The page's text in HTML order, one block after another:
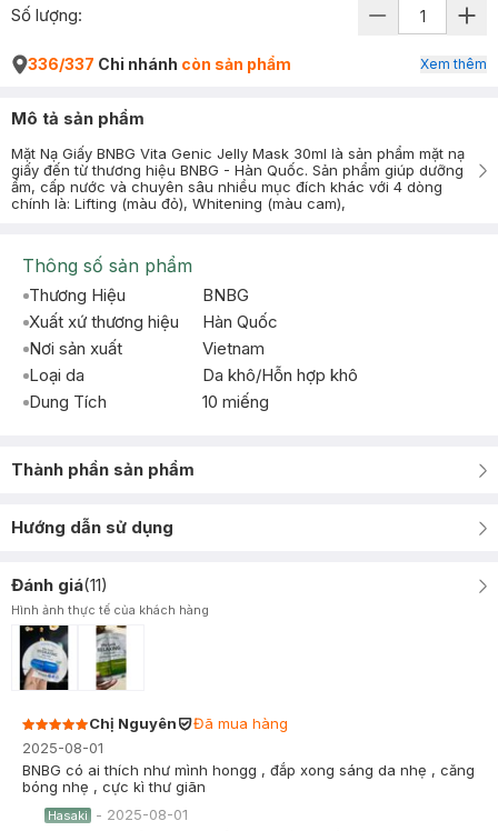
Số lượng:
336/337 Chi nhánh còn sản phẩm Xem thêm
Mô tả sản phẩm
Mặt Nạ Giấy BNBG Vita Genic Jelly Mask 30ml là sản phẩm mặt nạ
giấy đến từ thương hiệu BNBG - Hàn Quốc. Sản phẩm giúp dưỡng
ẩm, cấp nước và chuyên sâu nhiều mục đích khác với 4 dòng
chính là: Lifting (màu đỏ), Whitening (màu cam),
Thông số sản phẩm
Thương Hiệu
BNBG
Xuất xứ thương hiệu
Hàn Quốc
Nơi sản xuất
Vietnam
Loại da
Da khô/Hỗn hợp khô
Dung Tích
10 miếng
Thành phần sản phẩm
Hướng dẫn sử dụng
Đánh giá(11)
Hình ảnh thực tế của khách hàng
Chị Nguyên
Đã mua hàng
2025-08-01
BNBG có ai thích như mình hongg , đắp xong sáng da nhẹ , căng
bóng nhẹ , cực kì thư giãn
Hasaki - 2025-08-01